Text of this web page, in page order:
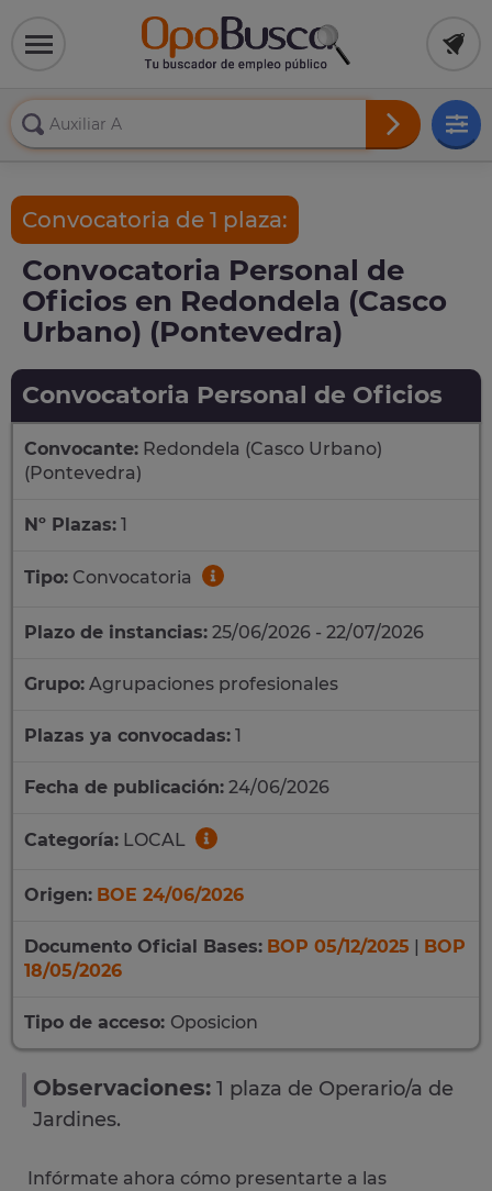
Convocatoria de 1 plaza:
Convocatoria Personal de
Oficios en Redondela (Casco
Urbano) (Pontevedra)
Convocatoria Personal de Oficios
Convocante: Redondela (Casco Urbano)
(Pontevedra)
Nº Plazas: 1
Tipo: Convocatoria
Plazo de instancias: 25/06/2026 - 22/07/2026
Grupo: Agrupaciones profesionales
Plazas ya convocadas: 1
Fecha de publicación: 24/06/2026
Categoría: LOCAL
Origen: BOE 24/06/2026
Documento Oficial Bases: BOP 05/12/2025 | BOP
18/05/2026
Tipo de acceso: Oposicion
Observaciones: 1 plaza de Operario/a de
Jardines.
Infórmate ahora cómo presentarte a las